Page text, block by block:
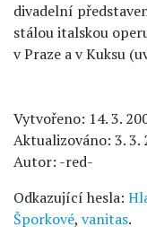
divadelní
stálou italskou
v Praze a v Kuksu
Vytvořeno: 14. 3.
Aktualizováno: 3. 3.
Autor: -red-
Odkazující hesla:
Šporkové, vanitas.